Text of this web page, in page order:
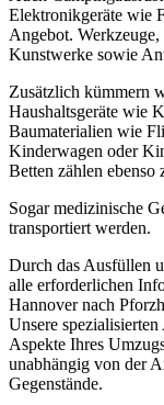
Elektronikgeräte wie
Angebot.
Kunstwerke sowie
Zusätzlich kümmern
Haushaltsgeräte wie
Baumaterialien wie
Kinderwagen oder
Betten zählen ebenso
Sogar medizinische
transportiert werden.
Durch das Ausfüllen
alle erforderlichen
Hannover nach
Unsere
Aspekte Ihres
unabhängig von der
Gegenstände.